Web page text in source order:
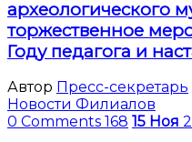
археологического
торжественное
Году педагога и
Автор Пресс-секретарь
Новости Филиалов
0 Comments 168 15 Ноя